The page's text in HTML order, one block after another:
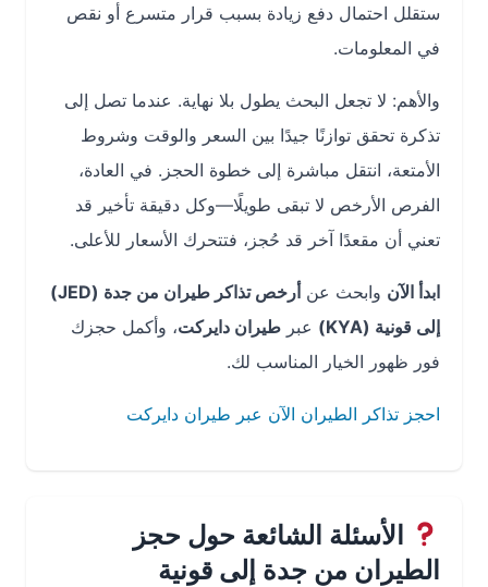
ستقلل احتمال دفع زيادة بسبب قرار متسرع أو نقص
في المعلومات.
والأهم: لا تجعل البحث يطول بلا نهاية. عندما تصل إلى
تذكرة تحقق توازنًا جيدًا بين السعر والوقت وشروط
الأمتعة، انتقل مباشرة إلى خطوة الحجز. في العادة،
الفرص الأرخص لا تبقى طويلًا—وكل دقيقة تأخير قد
تعني أن مقعدًا آخر قد حُجز، فتتحرك الأسعار للأعلى.
ابدأ الآنوابحث عن
أرخص تذاكر طيران من جدة (JED)
إلى قونية (KYA)
عبرطيران دايركت، وأكمل حجزك
فور ظهور الخيار المناسب لك.
احجز تذاكر الطيران الآن عبر طيران دايركت
الأسئلة الشائعة حول حجز
الطيران من جدة إلى قونية